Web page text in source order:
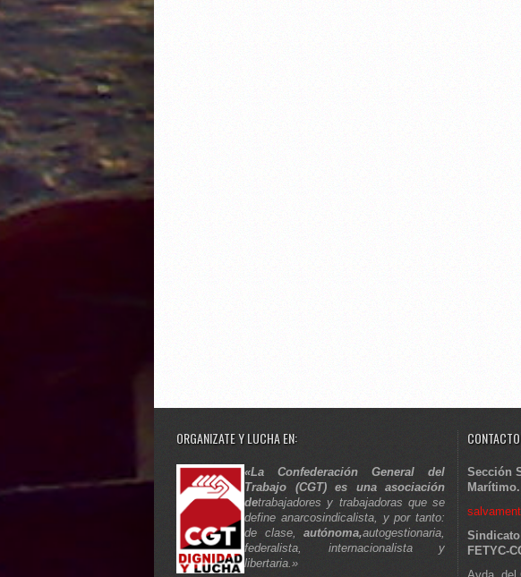
ORGANIZATE Y LUCHA EN:
«La Confederación General del
Trabajo (CGT) es una asociación
detrabajadores y trabajadoras que se
define anarcosindicalista, y por tanto:
de clase, autónoma,autogestionaria,
federalista, internacionalista y
libertaria.»
CONTACTO
Sección
Marítimo.
FETYC-